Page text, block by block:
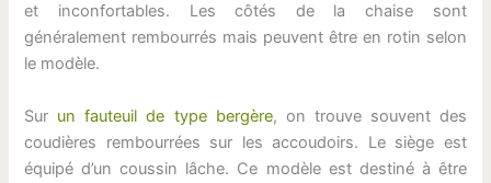
et inconfortables. Les côtés de la chaise sont
généralement rembourrés mais peuvent être en rotin selon
le modèle.
Sur un fauteuil de type bergère, on trouve souvent des
coudières rembourrées sur les accoudoirs. Le siège est
équipé d’un coussin lâche. Ce modèle est destiné à être